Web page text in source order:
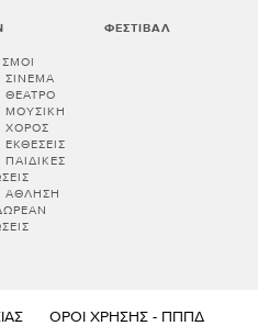
ΣΙΝΕΜΆ
ΘΈΑΤΡΟ
ΜΟΥΣΙΚΉ
ΧΟΡΌΣ
ΆΘΛΗΣΗ
ΦΕΣΤΙΒΆΛ
ΌΡΟΙ ΧΡΉΣΗΣ - ΠΠΠΔ